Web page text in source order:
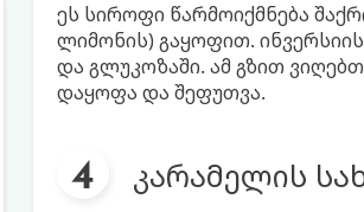
ეს სიროფი წარმოიქმნება
ლიმონის) გაყოფით.
და გლუკოზაში. ამ გზით
დაყოფა და შეფუთვა.
კარამელის